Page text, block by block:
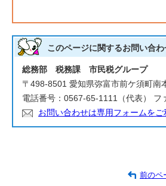
このページに関するお問い合わ
総務部 税務課 市民税グループ
〒498-8501 愛知県弥富市前ケ須町南
電話番号：0567-65-1111（代表） フ
お問い合わせは専用フォームをご
前のペ